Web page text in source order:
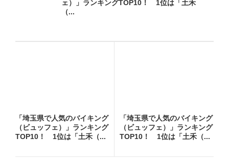
ェ）」ランキングTOP10！ 1位は「土禾
（...
「埼玉県で人気のバイキング
（ビュッフェ）」ランキング
TOP10！ 1位は「土禾（...
「埼玉県で人気のバイキング
（ビュッフェ）」ランキング
TOP10！ 1位は「土禾（...